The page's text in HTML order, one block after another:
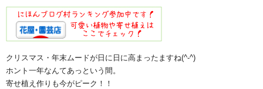
クリスマス・年末ムードが日に日に高まったますね(^-^)
ホント一年なんてあっという間。
寄せ植え作りも今がピーク！！